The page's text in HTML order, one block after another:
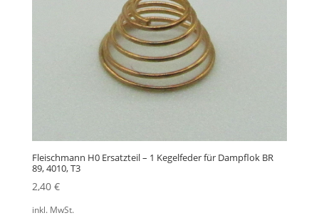
Fleischmann H0 Ersatzteil – 1 Kegelfeder für Dampflok BR
89, 4010, T3
2,40 €
inkl. MwSt.